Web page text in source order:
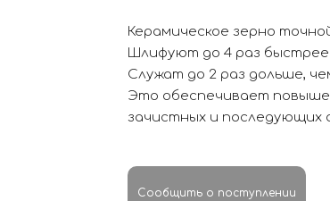
Керамическое зерно
Шлифуют до 4 раз
Служат до 2 раз дольше,
Это обеспечивает
зачистных и последующих
Сообщить о поступлении